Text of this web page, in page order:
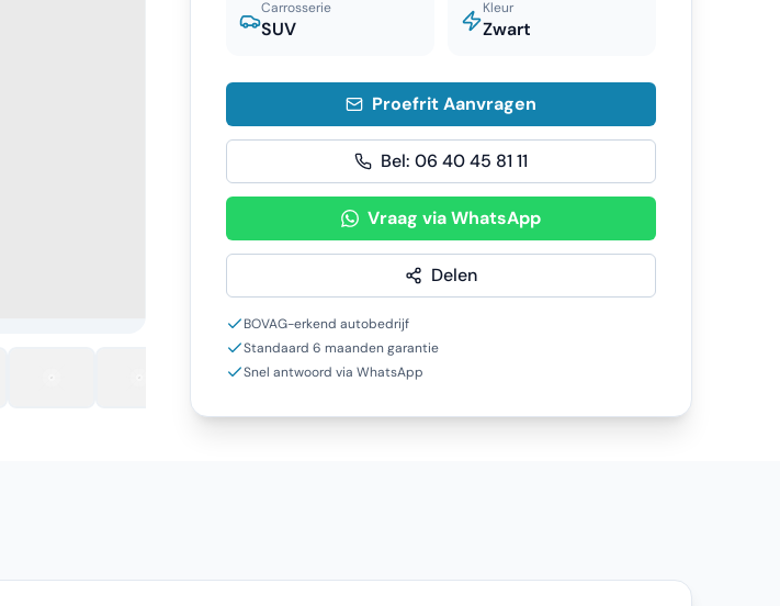
Carrosserie
SUV
Kleur
Zwart
Proefrit Aanvragen
Bel:06 40 45 81 11
Vraag via WhatsApp
Delen
BOVAG-erkend autobedrijf
Standaard 6 maanden garantie
Snel antwoord via WhatsApp